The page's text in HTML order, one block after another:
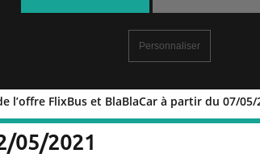
l’offre FlixBus et BlaBlaCar à partir du 07/05/
de l’offre FlixBus et
05/2021
Personnaliser